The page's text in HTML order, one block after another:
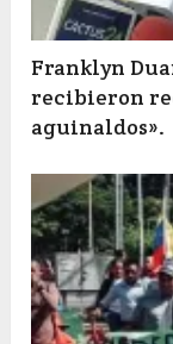
Franklyn
recibieron
aguinaldos».